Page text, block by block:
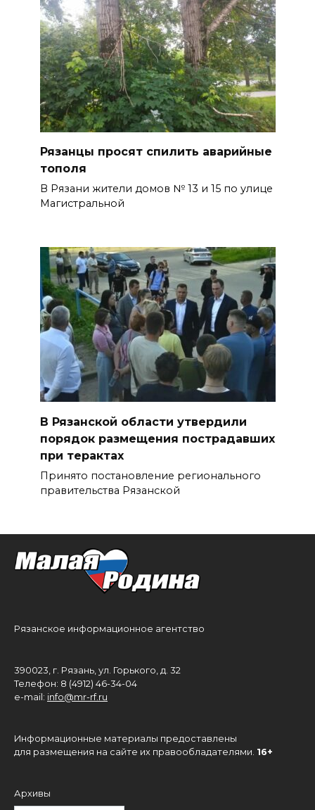
Рязанцы просят спилить аварийные
тополя
В Рязани жители домов № 13 и 15 по улице
Магистральной
В Рязанской области утвердили
порядок размещения пострадавших
при терактах
Принято постановление регионального
правительства Рязанской
Рязанское информационное агентство
390023, г. Рязань, ул. Горького, д. 32
Телефон: 8 (4912) 46-34-04
e-mail: info@mr-rf.ru
Информационные материалы предоставлены
для размещения на сайте их правообладателями. 16+
Архивы